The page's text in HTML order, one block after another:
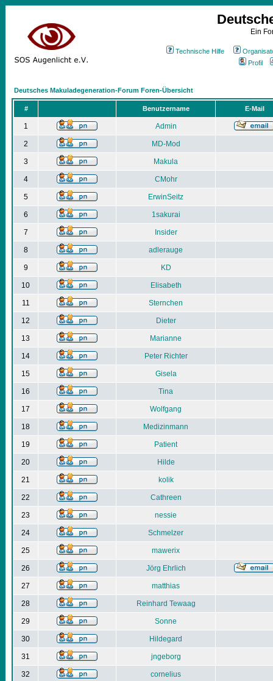
Ein
Technische Hilfe
Profil
Deutsches Makuladegeneration-Forum Foren-Übersicht
# Benutzername E-Mail
1 Admin
2 MD-Mod
3 Makula
4 CMohr
5 ErwinSeitz
6 1sakurai
7 Insider
8 adlerauge
9 KD
10 Elisabeth
11 Sternchen
12 Dieter
13 Marianne
14 Peter Richter
15 Gisela
16 Tina
17 Wolfgang
18 Medizinmann
19 Patient
20 Hilde
21 kolik
22 Cathreen
23 nessie
24 Schmelzer
25 mawerix
26 Jörg Ehrlich
27 matthias
28 Reinhard Tewaag
29 Sonne
30 Hildegard
31 jngeborg
32 cornelius